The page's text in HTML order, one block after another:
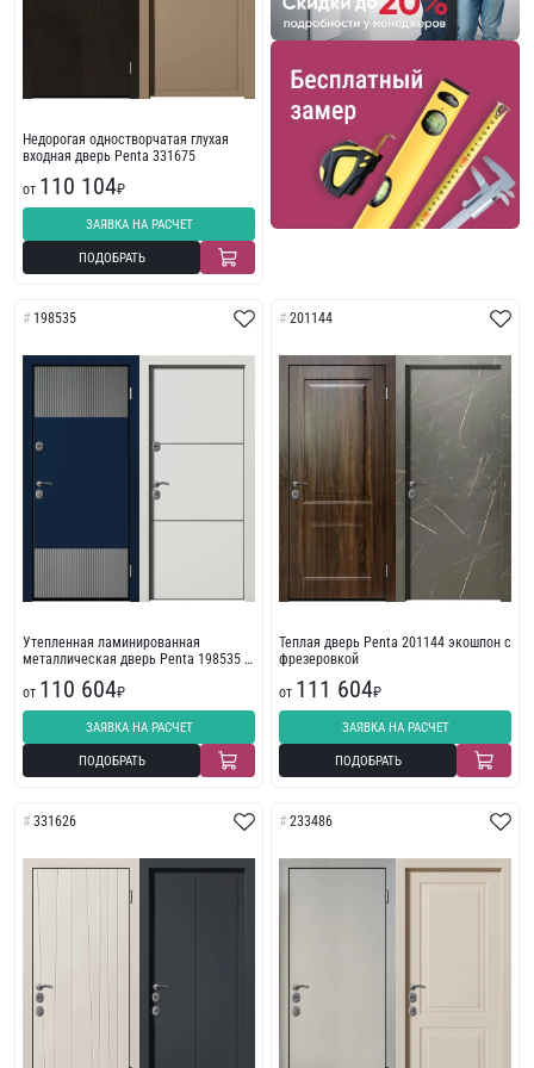
Недорогая одностворчатая глухая
входная дверь Penta 331675
от 110 104₽
ЗАЯВКА НА РАСЧЕТ
ПОДОБРАТЬ
198535
Утепленная ламинированная
металлическая дверь Penta 198535 с
от 110 604₽
ЗАЯВКА НА РАСЧЕТ
ПОДОБРАТЬ
201144
Теплая дверь Penta 201144 экошпон с
фрезеровкой
от 111 604₽
ЗАЯВКА НА РАСЧЕТ
ПОДОБРАТЬ
331626 233486